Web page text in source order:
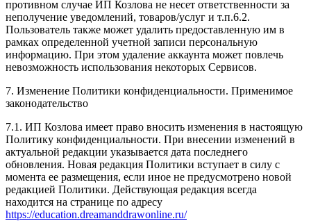
противном случае ИП Козлова не несет ответственности за
неполучение уведомлений, товаров/услуг и т.п.6.2.
Пользователь также может удалить предоставленную им в
рамках определенной учетной записи персональную
информацию. При этом удаление аккаунта может повлечь
невозможность использования некоторых Сервисов.
7. Изменение Политики конфиденциальности. Применимое
законодательство
7.1. ИП Козлова имеет право вносить изменения в настоящую
Политику конфиденциальности. При внесении изменений в
актуальной редакции указывается дата последнего
обновления. Новая редакция Политики вступает в силу с
момента ее размещения, если иное не предусмотрено новой
редакцией Политики. Действующая редакция всегда
находится на странице по адресу
https://education.dreamanddrawonline.ru/